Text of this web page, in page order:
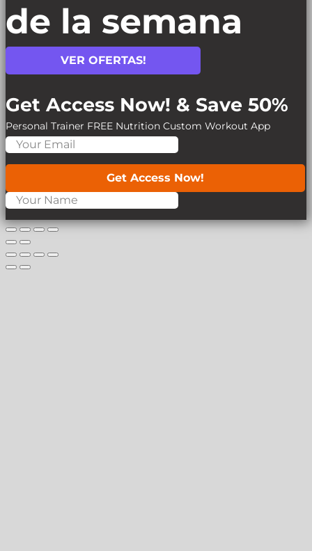
de la semana
VER OFERTAS!
Get Access Now! & Save 50%
Personal Trainer FREE Nutrition Custom Workout App
Get Access Now!